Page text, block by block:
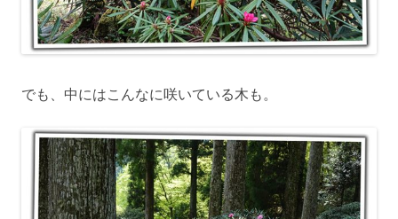
でも、中にはこんなに咲いている木も。